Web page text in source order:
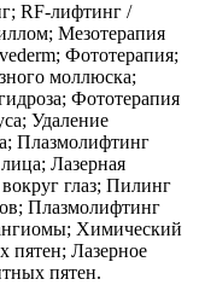
RF-лифтинг /
Мезотерапия
Фототерапия;
моллюска;
Фототерапия
Удаление
Плазмолифтинг
Лазерная
глаз; Пилинг
Плазмолифтинг
Химический
пятен; Лазерное
пятен.